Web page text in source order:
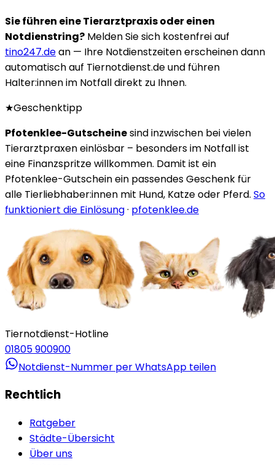
Sie führen eine Tierarztpraxis oder einen
Notdienstring? Melden Sie sich kostenfrei auf
tino247.dean — Ihre Notdienstzeiten erscheinen dann
automatisch auf Tiernotdienst.de und führen
Halter:innen im Notfall direkt zu Ihnen.
★Geschenktipp
Pfotenklee-Gutscheinesind inzwischen bei vielen
Tierarztpraxen einlösbar – besonders im Notfall ist
eine Finanzspritze willkommen. Damit ist ein
Pfotenklee-Gutschein ein passendes Geschenk für
alle Tierliebhaber:innen mit Hund, Katze oder Pferd. So
funktioniert die Einlösung· pfotenklee.de
Tiernotdienst-Hotline
01805 900900
Notdienst-Nummer per WhatsApp teilen
Rechtlich
Ratgeber
Städte-Übersicht
Über uns